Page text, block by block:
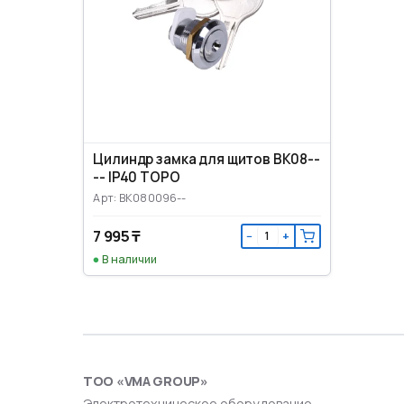
Цилиндр замка для щитов BK08--
-- IP40 TOPO
Арт: BK080096--
7 995 ₸ − +
В наличии
ТОО «VMA GROUP»